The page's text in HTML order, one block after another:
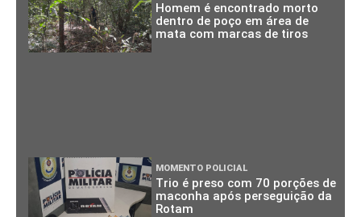
Homem é encontrado morto
dentro de poço em área de
mata com marcas de tiros
MOMENTO POLICIAL
Trio é preso com 70 porções de
maconha após perseguição da
Rotam